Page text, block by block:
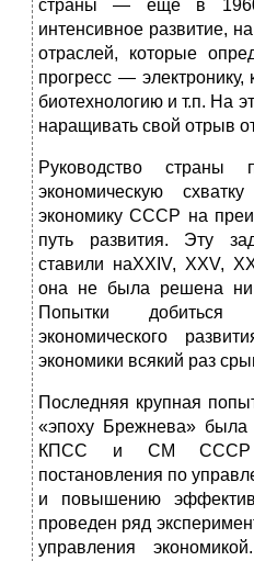
страны — еще в
интенсивное развитие,
отраслей, которые
прогресс — электронику,
биотехнологию и т.п. На
наращивать свой отрыв
Руководство страны
экономическую
экономику СССР на
путь развития. Эту
ставили наXXIV, XXV,
она не была решена
Попытки добиться
экономического
экономики всякий раз
Последняя крупная
«эпоху Брежнева»
КПСС и СМ СССР
постановления по
и повышению
проведен ряд
управления